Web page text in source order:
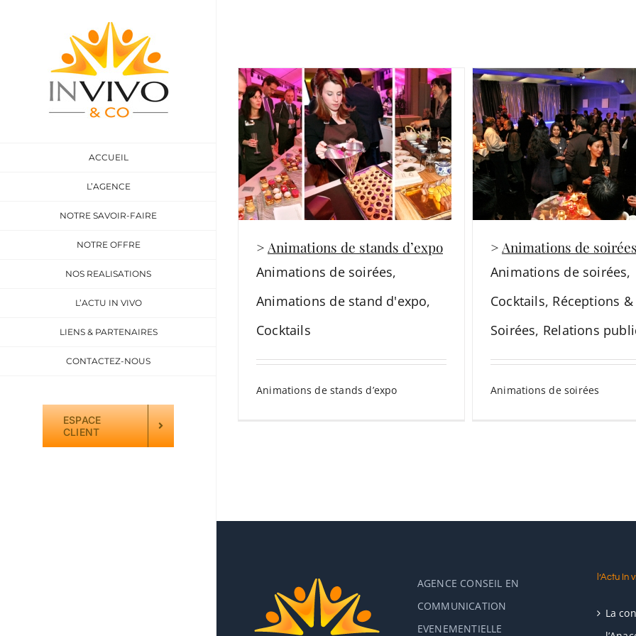
ACCUEIL
L’AGENCE
NOTRE SAVOIR-FAIRE
NOTRE OFFRE
NOS REALISATIONS
L’ACTU IN VIVO
LIENS & PARTENAIRES
CONTACTEZ-NOUS
ESPACE
CLIENT
> Animations de stands d’expo
Animations de soirées,
Animations de stand d'expo,
Cocktails
Animations de stands d’expo
> Animations de
Animations de soirées,
Cocktails, Réceptions &
Soirées, Relations
Animations de soirées
AGENCE CONSEIL EN
COMMUNICATION
EVENEMENTIELLE
l’Actu In
La